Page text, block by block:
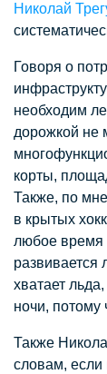
Николай
Говоря о
необходим
дорожкой не
корты,
Также, по
в крытых
любое время
развивается
хватает
ночи, потому
Также
словам, если